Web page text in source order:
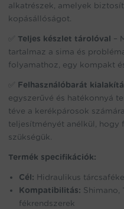
alkatrészek, amelyek
kopásállóságot.
Teljes készlet tárolóval –
tartalmaz a sima és
folyamathoz, egy kompakt
Felhasználóbarát
egyszerűvé és hatékonnyá
téve a kerékpárosok
teljesítményét anélkül, hogy
szükségük.
Termék specifikációk:
Cél: Hidraulikus
Kompatibilitás: Shimano,
fékrendszerek